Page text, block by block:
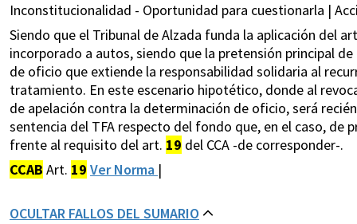
Inconstitucionalidad - Oportunidad para cuestionarla |
Siendo que el Tribunal de Alzada funda la aplicación del
incorporado a autos, siendo que la pretensión principal
de oficio que extiende la responsabilidad solidaria al
tratamiento. En este escenario hipotético, donde al
de apelación contra la determinación de oficio, será
sentencia del TFA respecto del fondo que, en el caso, de
frente al requisito del art. 19 del CCA -de corresponder-.
CCAB Art. 19 Ver Norma |
OCULTAR FALLOS DEL SUMARIO